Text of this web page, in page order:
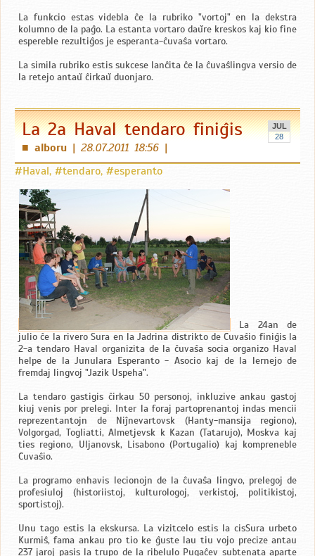
La funkcio estas videbla ĉe la rubriko "vortoj" en la dekstra
kolumno de la paĝo. La estanta vortaro daŭre kreskos kaj kio fine
espereble rezultiĝos je esperanta-ĉuvaŝa vortaro.
La simila rubriko estis sukcese lanĉita ĉe la ĉuvaŝlingva versio de
la retejo antaŭ ĉirkaŭ duonjaro.
JUL
28
La 2a Haval tendaro finiĝis
■ alboru | 28.07.2011 18:56 |
#Haval, #tendaro, #esperanto
La 24an de
julio ĉe la rivero Sura en la Jadrina distrikto de Ĉuvaŝio finiĝis la
2-a tendaro Haval organizita de la ĉuvaŝa socia organizo Haval
helpe de la Junulara Esperanto - Asocio kaj de la lernejo de
fremdaj lingvoj "Jazik Uspeha".
La tendaro gastigis ĉirkau 50 personoj, inkluzive ankau gastoj
kiuj venis por prelegi. Inter la foraj partoprenantoj indas mencii
reprezentantojn de Niĵnevartovsk (Hanty-mansija regiono),
Volgorgad, Togliatti, Almetjevsk k Kazan (Tatarujo), Moskva kaj
ties regiono, Uljanovsk, Lisabono (Portugalio) kaj kompreneble
Ĉuvaŝio.
La programo enhavis lecionojn de la ĉuvaŝa lingvo, prelegoj de
profesiuloj (historiistoj, kulturologoj, verkistoj, politikistoj,
sportistoj).
Unu tago estis la ekskursa. La vizitcelo estis la cisSura urbeto
Kurmiŝ, fama ankau pro tio ke ĝuste lau tiu vojo precize antau
237 jaroj pasis la trupo de la ribelulo Pugaĉev subtenata aparte